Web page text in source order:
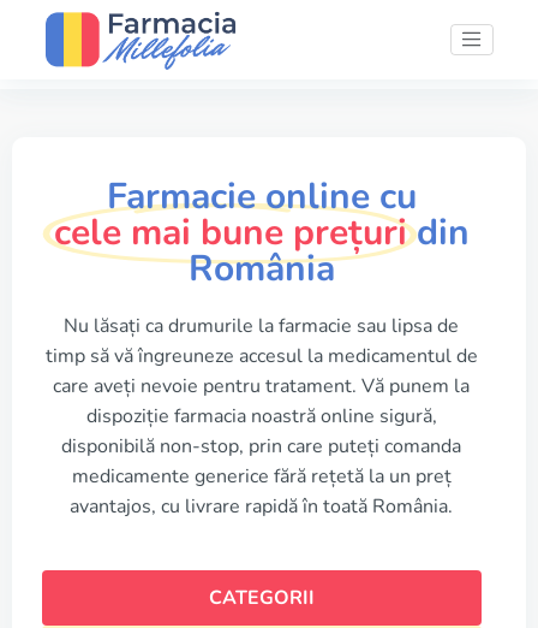
Farmacie online cu
cele mai bune prețuridin
România
Nu lăsați ca drumurile la farmacie sau lipsa de
timp să vă îngreuneze accesul la medicamentul de
care aveți nevoie pentru tratament. Vă punem la
dispoziție farmacia noastră online sigură,
disponibilă non-stop, prin care puteți comanda
medicamente generice fără rețetă la un preț
avantajos, cu livrare rapidă în toată România.
CATEGORII